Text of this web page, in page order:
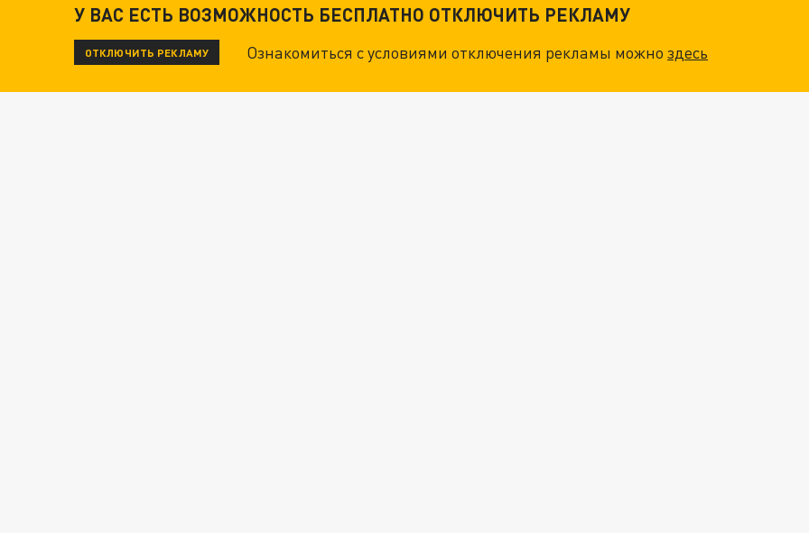
У ВАС ЕСТЬ ВОЗМОЖНОСТЬ БЕСПЛАТНО ОТКЛЮЧИТЬ РЕКЛАМУ
ОТКЛЮЧИТЬ РЕКЛАМУ Ознакомиться с условиями отключения рекламы можноздесь